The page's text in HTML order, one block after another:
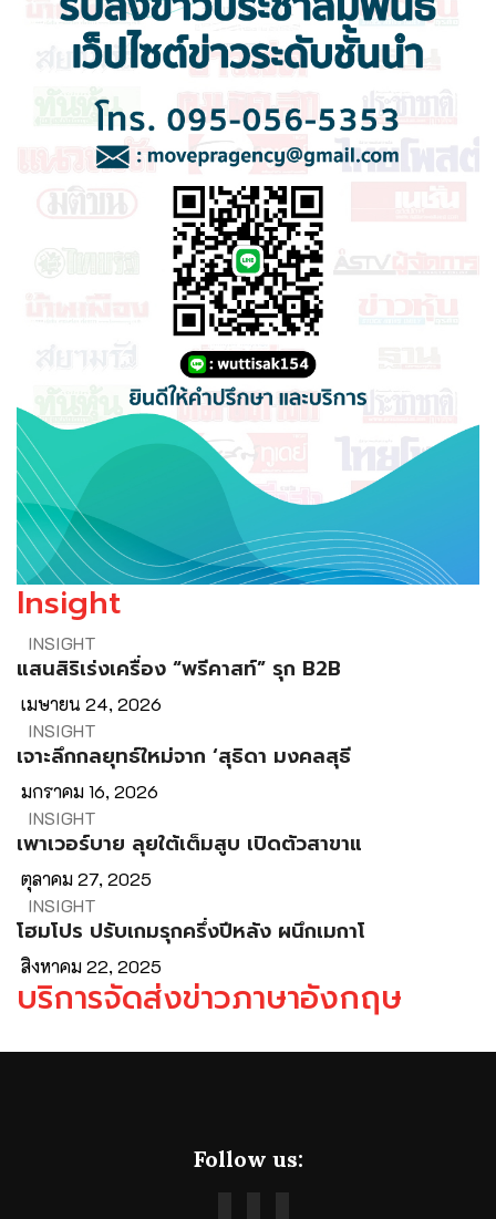
Insight
INSIGHT
แสนสิริเร่งเครื่อง “พรีคาสท์” รุก B2B
เมษายน 24, 2026
INSIGHT
เจาะลึกกลยุทธ์ใหม่จาก ‘สุธิดา มงคลสุธี
มกราคม 16, 2026
INSIGHT
เพาเวอร์บาย ลุยใต้เต็มสูบ เปิดตัวสาขาแ
ตุลาคม 27, 2025
INSIGHT
โฮมโปร ปรับเกมรุกครึ่งปีหลัง ผนึกเมกาโ
สิงหาคม 22, 2025
บริการจัดส่งข่าวภาษาอังกฤษ
Follow us: